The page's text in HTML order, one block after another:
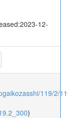
12-
119/2/
)